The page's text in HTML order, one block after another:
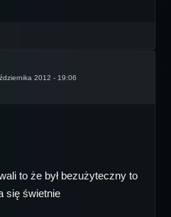
2012 - 19:06
to że był bezużyteczny to
się świetnie